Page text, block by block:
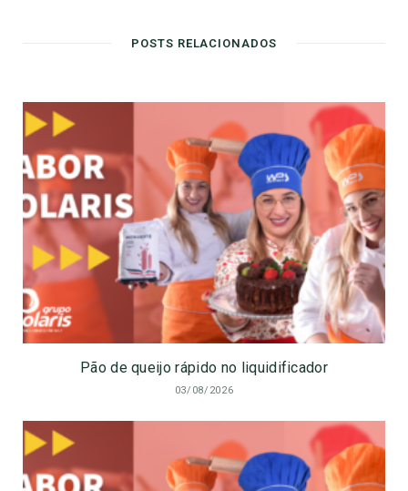
POSTS RELACIONADOS
Pão de queijo rápido no liquidificador
03/08/2026